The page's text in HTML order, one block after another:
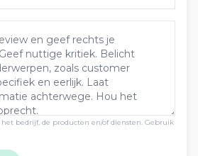
bedrijf, de producten en/of diensten. Gebruik